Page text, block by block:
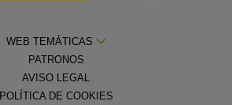
WEB TEMÁTICAS
PATRONOS
AVISO LEGAL
POLÍTICA DE COOKIES